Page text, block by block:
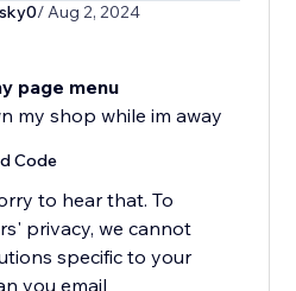
/ Aug 2, 2024
page menu
my shop while im away
Code
to hear that. To
privacy, we cannot
specific to your
you email